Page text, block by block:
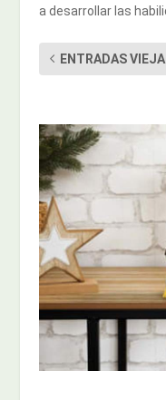
a desarrollar las
ENTRADAS